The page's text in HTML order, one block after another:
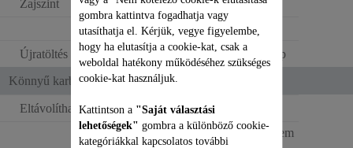
Zajszint
Standard
Újratöltés típusa
Falra szerelt töltőtalp
Könnyű karbantartás
Eltávolítható porzsák
Single opening system
gombra kattintva fogadhatja vagy
utasíthatja el. Kérjük, vegye figyelembe,
hogy ha elutasítja a cookie-kat, csak a
weboldal hatékony működéséhez szükséges
cookie-kat használjuk.
Kattintson a "Saját választási
lehetőségek" gombra a különböző cookie-
kategóriákkal kapcsolatos további